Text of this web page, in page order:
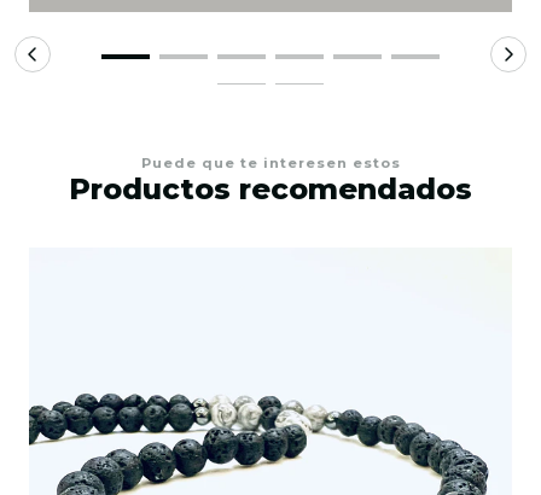
Puede que te interesen estos
Productos recomendados